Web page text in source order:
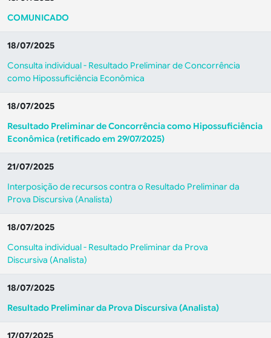
COMUNICADO
18/07/2025
Consulta individual - Resultado Preliminar de Concorrência
como Hipossuficiência Econômica
18/07/2025
Resultado Preliminar de Concorrência como Hipossuficiência
Econômica (retificado em 29/07/2025)
21/07/2025
Interposição de recursos contra o Resultado Preliminar da
Prova Discursiva (Analista)
18/07/2025
Consulta individual - Resultado Preliminar da Prova
Discursiva (Analista)
18/07/2025
Resultado Preliminar da Prova Discursiva (Analista)
17/07/2025